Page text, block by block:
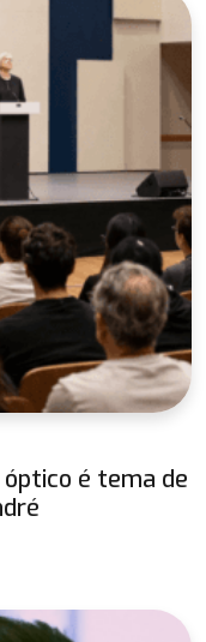
é tema de